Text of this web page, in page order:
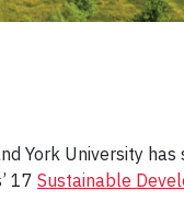
York University
17 Sustainable